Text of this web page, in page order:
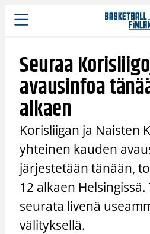
Siirry
sisältöön
Seuraa
avausinfoa
alkaen
Korisliigan ja Naisten
yhteinen kauden
järjestetään tänään,
12 alkaen
seurata livenä
välityksellä.